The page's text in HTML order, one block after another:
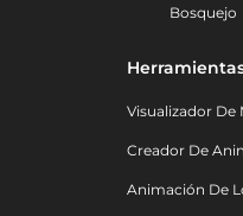
Bosquejo
Visualizador De
Creador De
Animación De